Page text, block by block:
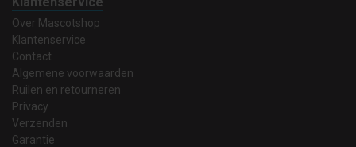
Over Mascotshop
Klantenservice
Contact
Algemene voorwaarden
Ruilen en retourneren
Privacy
Verzenden
Garantie